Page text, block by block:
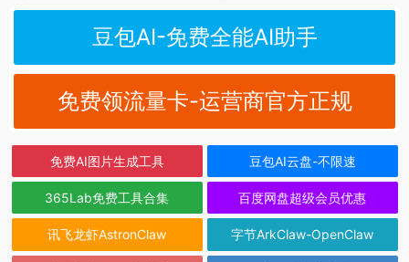
豆包AI-免费全能AI助手
免费领流量卡-运营商官方正规
免费AI图片生成工具 豆包AI云盘-不限速
365Lab免费工具合集 百度网盘超级会员优惠
讯飞龙虾AstronClaw 字节ArkClaw-OpenClaw